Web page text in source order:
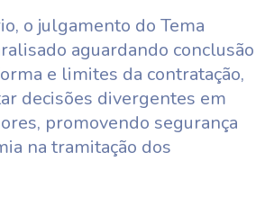
o julgamento do Tema
aguardando conclusão
e limites da contratação,
decisões divergentes em
promovendo segurança
na tramitação dos